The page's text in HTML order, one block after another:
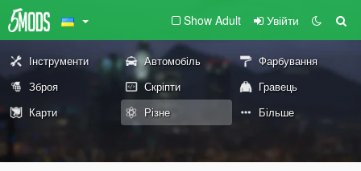
Show Adult Увійти
Інструменти Автомобіль
Фарбування
Зброя
Скріпти
Гравець
Карти
Різне Більше